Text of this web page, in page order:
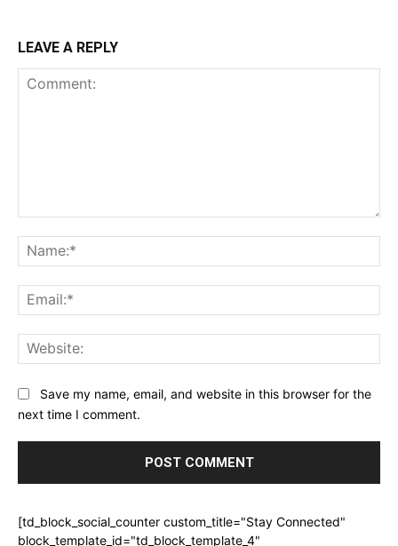
LEAVE A REPLY
Save my name, email, and website in this browser for the
next time I comment.
[td_block_social_counter custom_title="Stay Connected"
block_template_id="td_block_template_4"